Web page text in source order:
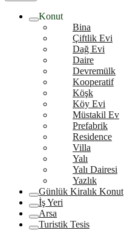
Konut
Bina
Çiftlik Evi
Dağ Evi
Daire
Devremülk
Kooperatif
Köşk
Köy Evi
Müstakil Ev
Prefabrik
Residence
Villa
Yalı
Yalı Dairesi
Yazlık
Günlük Kiralık Konut
İş Yeri
Arsa
Turistik Tesis